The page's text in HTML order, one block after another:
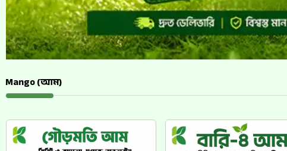
Mango (আম)